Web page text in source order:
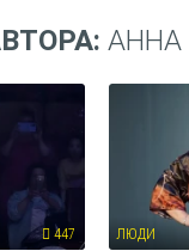
АННА
447 ЛЮДИ